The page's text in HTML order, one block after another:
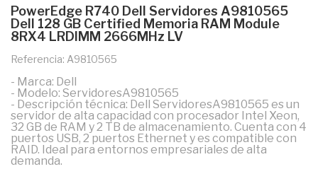
PowerEdge R740 Dell Servidores A9810565
Dell 128 GB Certified Memoria RAM Module
8RX4 LRDIMM 2666MHz LV
Referencia: A9810565
- Marca: Dell
- Modelo: ServidoresA9810565
- Descripción técnica: Dell ServidoresA9810565 es un
servidor de alta capacidad con procesador Intel Xeon,
32 GB de RAM y 2 TB de almacenamiento. Cuenta con 4
puertos USB, 2 puertos Ethernet y es compatible con
RAID. Ideal para entornos empresariales de alta
demanda.